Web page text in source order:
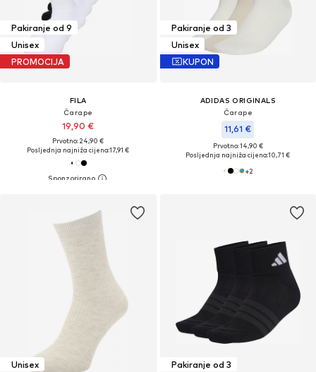
Pakiranje od 9
Unisex
PROMOCIJA
FILA
Čarape
19,90 €
Prvotno: 24,90 €
Posljednja najniža cijena:17,91 €
Pakiranje od 3
Unisex
KUPON
ADIDAS ORIGINALS
Čarape
11,61 €
Prvotno: 14,90 €
Posljednja najniža cijena:10,71 €
+2
Unisex
Pakiranje od 3